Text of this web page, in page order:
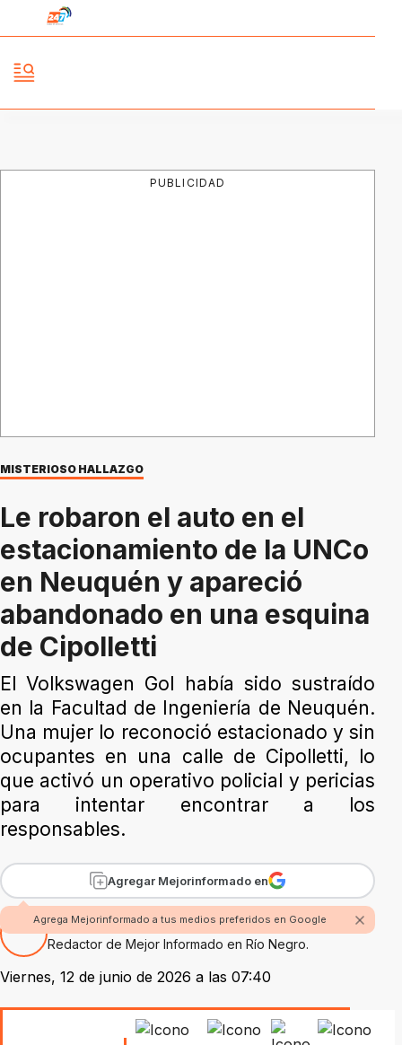
PUBLICIDAD
MISTERIOSO HALLAZGO
Le robaron el auto en el
estacionamiento de la UNCo
en Neuquén y apareció
abandonado en una esquina
de Cipolletti
El Volkswagen Gol había sido sustraído
en la Facultad de Ingeniería de Neuquén.
Una mujer lo reconoció estacionado y sin
ocupantes en una calle de Cipolletti, lo
que activó un operativo policial y pericias
para intentar encontrar a los
responsables.
Agregar Mejorinformado en
Agrega Mejorinformado a tus medios preferidos en Google
Por Fabian Rossi
Redactor de Mejor Informado en Río Negro.
Viernes, 12 de junio de 2026 a las 07:40